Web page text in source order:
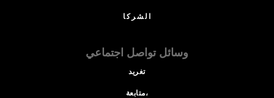
الشركا
وسائل تواصل اجتماعي
تغريد
متابعة،